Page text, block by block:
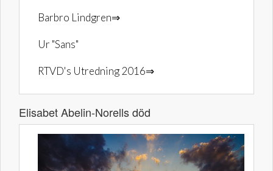
Barbro Lindgren⇒
Ur "Sans"
RTVD's Utredning 2016⇒
Elisabet Abelin-Norells död